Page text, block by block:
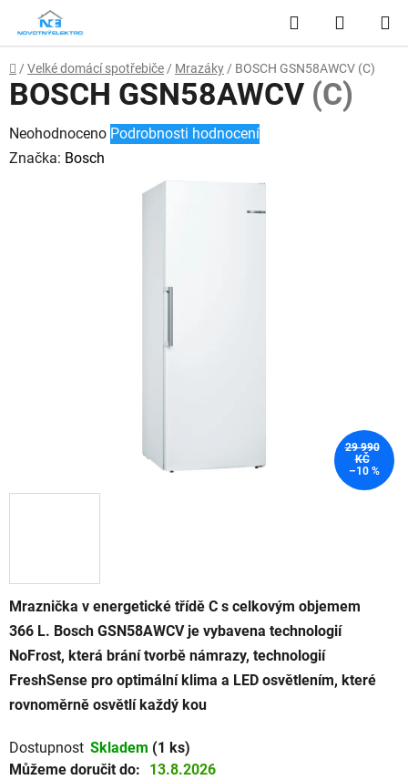
obsah
Hledat
KOŠÍK
Domů
/ Velké domácí spotřebiče / Mrazáky / BOSCH GSN58AWCV (C)
Mraznička v energetické třídě C s celkovým objemem
366 L. Bosch GSN58AWCV je vybavena technologií
NoFrost, která brání tvorbě námrazy, technologií
FreshSense pro optimální klima a LED osvětlením, které
rovnoměrně osvětlí každý kou
Dostupnost Skladem (1 ks)
Můžeme doručit do:
13.8.2026
BOSCH GSN58AWCV (C)
Průměrné
hodnocení
Neohodnoceno Podrobnosti hodnocení
Značka: Bosch
29 990
KČ
–10 %